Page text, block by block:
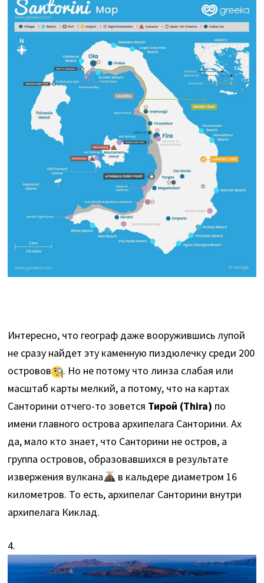
Интересно, что географ даже вооружившись лупой
не сразу найдет эту каменную пиздюлечку среди 200
островов
. Но не потому что линза слабая или
масштаб карты мелкий, а потому, что на картах
Санторини отчего-то зовется Тирой (Thira) по
имени главного острова архипелага Санторини. Ах
да, мало кто знает, что Санторини не остров, а
группа островов, образовавшихся в результате
извержения вулкана
в кальдере диаметром 16
километров. То есть, архипелаг Санторини внутри
архипелага Киклад.
4.